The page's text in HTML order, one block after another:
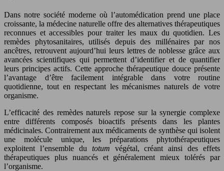
Dans notre société moderne où l’automédication prend une place
croissante, la médecine naturelle offre des alternatives thérapeutiques
reconnues et accessibles pour traiter les maux du quotidien. Les
remèdes phytosanitaires, utilisés depuis des millénaires par nos
ancêtres, retrouvent aujourd’hui leurs lettres de noblesse grâce aux
avancées scientifiques qui permettent d’identifier et de quantifier
leurs principes actifs. Cette approche thérapeutique douce présente
l’avantage d’être facilement intégrable dans votre routine
quotidienne, tout en respectant les mécanismes naturels de votre
organisme.
L’efficacité des remèdes naturels repose sur la synergie complexe
entre différents composés bioactifs présents dans les plantes
médicinales. Contrairement aux médicaments de synthèse qui isolent
une molécule unique, les préparations phytothérapeutiques
exploitent l’ensemble du totum végétal, créant ainsi des effets
thérapeutiques plus nuancés et généralement mieux tolérés par
l’organisme.